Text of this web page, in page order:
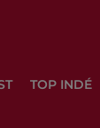
TOP INDÉ